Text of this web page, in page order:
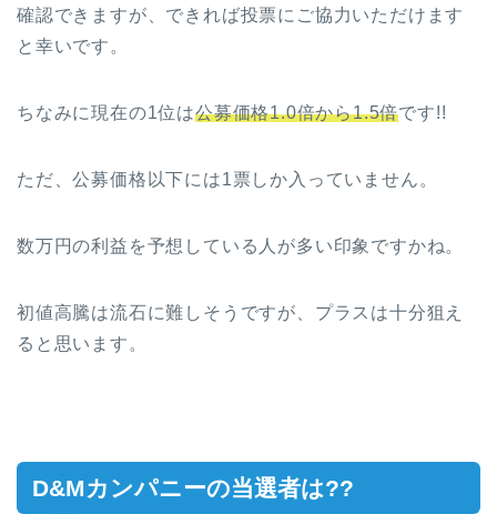
確認できますが、できれば投票にご協力いただけます
と幸いです。
ちなみに現在の1位は公募価格1.0倍から1.5倍です!!
ただ、公募価格以下には1票しか入っていません。
数万円の利益を予想している人が多い印象ですかね。
初値高騰は流石に難しそうですが、プラスは十分狙え
ると思います。
D&Mカンパニーの当選者は??